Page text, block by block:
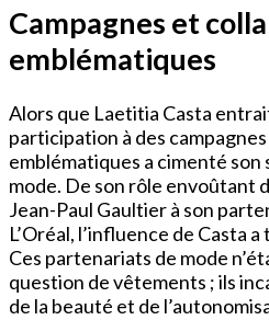
Campagnes et
emblématiques
Alors que Laetitia Casta
participation à des
emblématiques a cimenté son
mode. De son rôle envoûtant
Jean-Paul Gaultier à son
L’Oréal, l’influence de Casta
Ces partenariats de mode
question de vêtements ; ils
de la beauté et de